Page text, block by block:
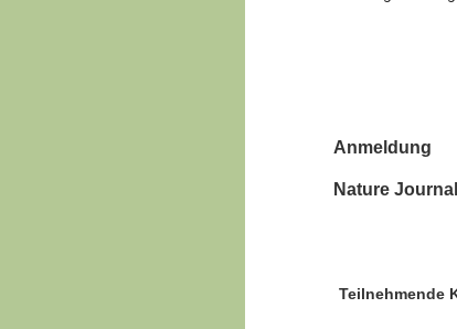
Anmeldung
Nature
Teilnehmende